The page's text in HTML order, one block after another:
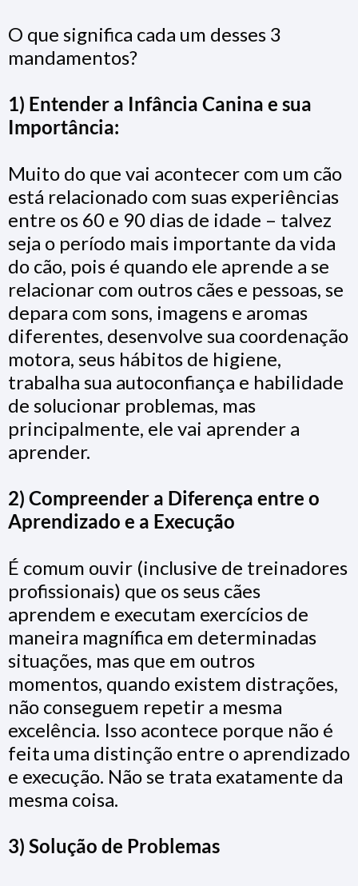
O que significa cada um desses 3
mandamentos?
1) Entender a Infância Canina e sua
Importância:
Muito do que vai acontecer com um cão
está relacionado com suas experiências
entre os 60 e 90 dias de idade – talvez
seja o período mais importante da vida
do cão, pois é quando ele aprende a se
relacionar com outros cães e pessoas, se
depara com sons, imagens e aromas
diferentes, desenvolve sua coordenação
motora, seus hábitos de higiene,
trabalha sua autoconfiança e habilidade
de solucionar problemas, mas
principalmente, ele vai aprender a
aprender.
2) Compreender a Diferença entre o
Aprendizado e a Execução
É comum ouvir (inclusive de treinadores
profissionais) que os seus cães
aprendem e executam exercícios de
maneira magnífica em determinadas
situações, mas que em outros
momentos, quando existem distrações,
não conseguem repetir a mesma
excelência. Isso acontece porque não é
feita uma distinção entre o aprendizado
e execução. Não se trata exatamente da
mesma coisa.
3) Solução de Problemas